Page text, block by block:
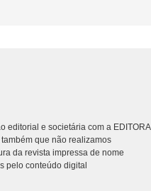
editorial e societária com a EDITORA
que não realizamos
da revista impressa de nome
pelo conteúdo digital